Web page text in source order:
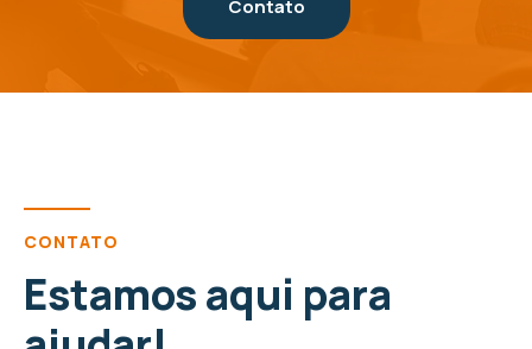
Contato
CONTATO
Estamos aqui para